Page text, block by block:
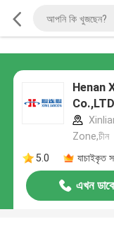
Henan
Co.,LTD
Zone,চীন
5.0
যাচাইকৃত
এখন